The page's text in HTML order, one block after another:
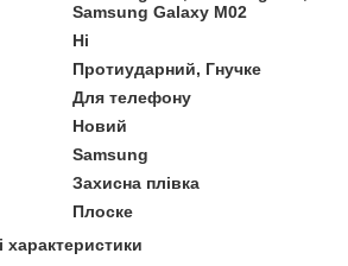
Samsung Galaxy M02
Ні
Протиударний, Гнучке
Для телефону
Новий
Samsung
Захисна плівка
Плоске
характеристики